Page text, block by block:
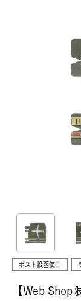
ポスト投函便○
【Web Shop